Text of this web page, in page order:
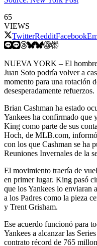
65
VIEWS
TwitterRedditFacebook
NUEVA YORK – El hombre
Juan Soto podría volver a
momento para una rotación
desesperadamente refuerzos.
Brian Cashman ha estado
Yankees ha confirmado que
King como parte de sus
Hoch, de MLB.com,
con los que Cashman se ha
Reuniones Invernales de la
El movimiento traería de
en primer lugar. King pasó
que los Yankees lo enviaran
a los Padres como la pieza
y Trent Grisham.
Ese acuerdo funcionó para
Yankees a alcanzar las
contrato récord de 765